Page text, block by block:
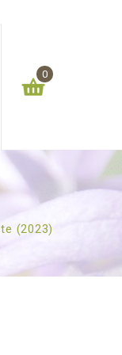
0
0.00 €
(2023)